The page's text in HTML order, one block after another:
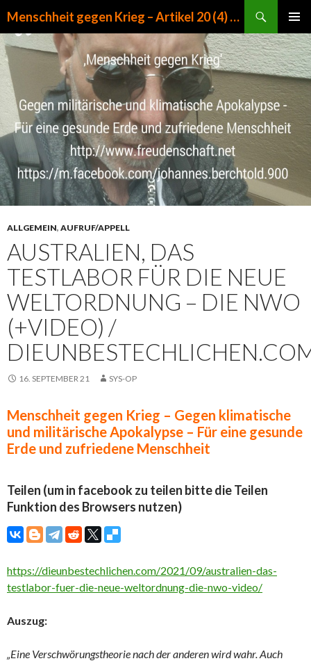
Menschheit gegen Krieg – Artikel 20 (4) GG
MENÜ
ALLGEMEIN, AUFRUF/APPELL
AUSTRALIEN, DAS
TESTLABOR FÜR DIE NEUE
WELTORDNUNG – DIE NWO
(+VIDEO) /
16. SEPTEMBER 21 SYS-OP
Menschheit gegen Krieg – Gegen klimatische
und militärische Apokalypse – Für eine gesunde
Erde und zufriedene Menschheit
Teilen (um in facebook zu teilen bitte die Teilen
Funktion des Browsers nutzen)
https://dieunbestechlichen.com/2021/09/australien-das-
testlabor-fuer-die-neue-weltordnung-die-nwo-video/
Auszug:
„Eine Verschwörungstheorie nach der anderen wird wahr. Auch